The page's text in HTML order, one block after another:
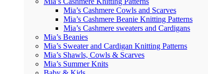
Mia’s Cashmere Cowls and Scarves
Mia’s Cashmere Beanie Knitting Patterns
Mia’s Cashmere sweaters and Cardigans
Mia’s Beanies
Mia’s Sweater and Cardigan Knitting Patterns
Mia’s Shawls, Cowls & Scarves
Mia’s Summer Knits